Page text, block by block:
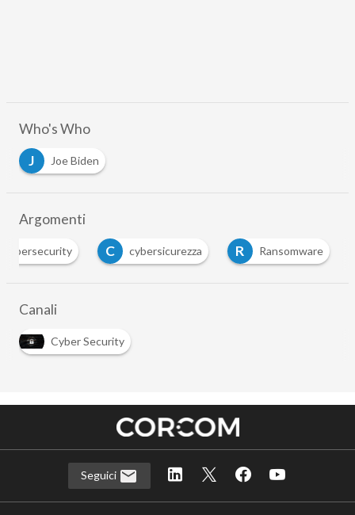
Who's Who
J
Joe Biden
Argomenti
cybersecurity C cybersicurezza R Ransomware
Canali
Cyber Security
Seguici